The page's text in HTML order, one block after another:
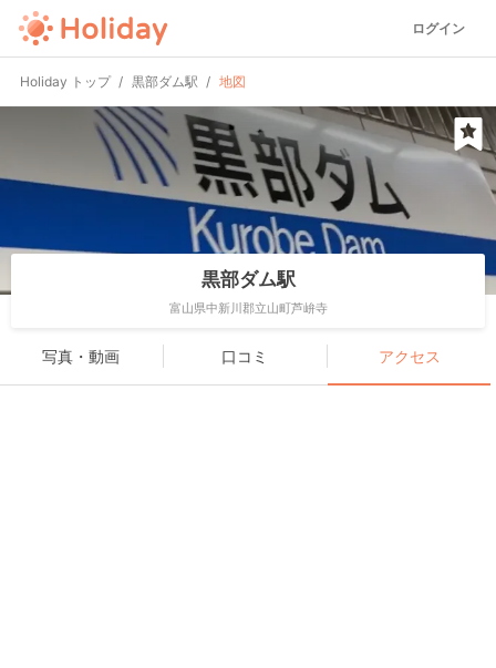
ログイン
Holiday トップ 黒部ダム駅 地図
黒部ダム駅
富山県中新川郡立山町芦峅寺
写真・動画 口コミ アクセス